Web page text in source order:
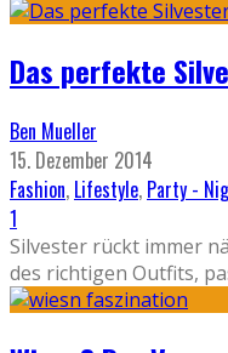
Das perfekte
Ben Mueller
15. Dezember 2014
Fashion, Lifestyle, Party -
1
Silvester rückt immer
des richtigen Outfits,